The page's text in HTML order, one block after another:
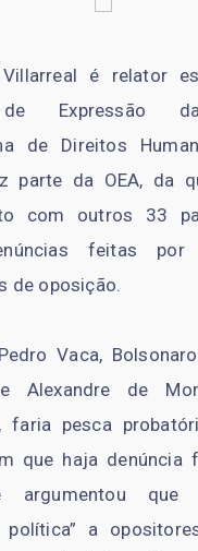
é relator
de Expressão
de Direitos
parte da OEA, da
com outros 33
feitas por
de oposição.
Vaca,
Alexandre de
faria pesca
que haja denúncia
argumentou que
política” a